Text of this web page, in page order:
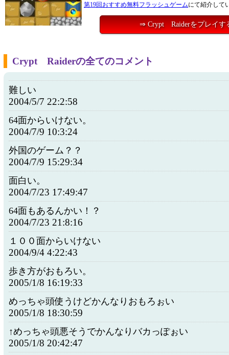
第19回おすすめ無料フラッシュゲームにて紹介して
⇒ Crypt Raiderをプレイす
Crypt Raiderの全てのコメント
難しい
2004/5/7 22:2:58
64面からいけない。
2004/7/9 10:3:24
外国のゲーム？？
2004/7/9 15:29:34
面白い。
2004/7/23 17:49:47
64面もあるんかい！？
2004/7/23 21:8:16
１００面からいけない
2004/9/4 4:22:43
歩き方がおもろい。
2005/1/8 16:19:33
めっちゃ頭使うけどかんなりおもろぉい
2005/1/8 18:30:59
↑めっちゃ頭悪そうでかんなりバカっぽぉい
2005/1/8 20:42:47